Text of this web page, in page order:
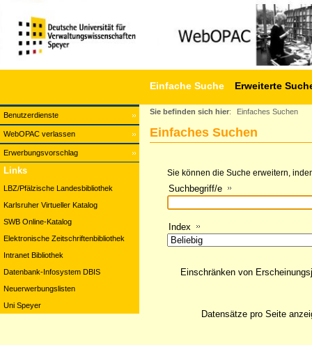
Benutzerdienste
WebOPAC verlassen
Erwerbungsvorschlag
Einfache Suche Erweiterte
Links
LBZ/Pfälzische Landesbibliothek
Karlsruher Virtueller Katalog
SWB Online-Katalog
Elektronische Zeitschriftenbibliothek
Intranet Bibliothek
Datenbank-Infosystem DBIS
Neuerwerbungslisten
Uni Speyer
Sie befinden sich hier: Einfaches Suchen
Einfaches Suchen
Sie können die Suche erweitern,
Suchbegriff/e
Index
Einschränken von
Datensätze pro Seite